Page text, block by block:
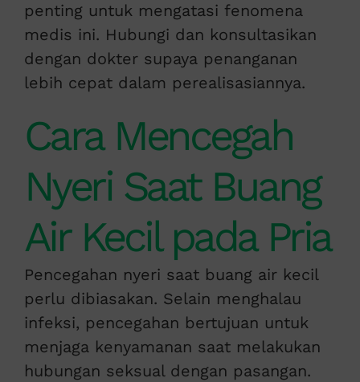
penting untuk mengatasi fenomena
medis ini. Hubungi dan konsultasikan
dengan dokter supaya penanganan
lebih cepat dalam perealisasiannya.
Cara Mencegah
Nyeri Saat Buang
Air Kecil pada Pria
Pencegahan nyeri saat buang air kecil
perlu dibiasakan. Selain menghalau
infeksi, pencegahan bertujuan untuk
menjaga kenyamanan saat melakukan
hubungan seksual dengan pasangan.